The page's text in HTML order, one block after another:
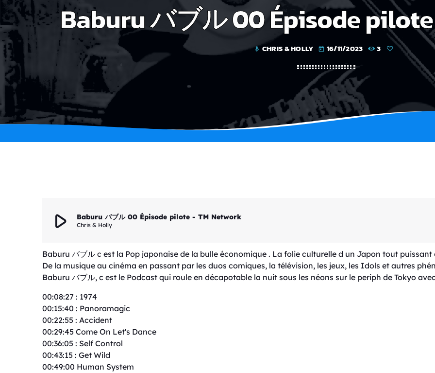
Baburu バブル 00 Épisode
mic CHRIS & HOLLY today 16/11/2023 3
play_arrow Baburu バブル 00 Épisode pilote - TM Network
Chris & Holly
Baburu バブル c est la Pop japonaise de la bulle économique . La folie culturelle d un Japon tout
De la musique au cinéma en passant par les duos comiques, la télévision, les jeux, les Idols et autres
Baburu バブル, c est le Podcast qui roule en décapotable la nuit sous les néons sur le periph de Tokyo
00:08:27 : 1974
00:15:40 : Panoramagic
00:22:55 : Accident
00:29:45 Come On Let's Dance
00:36:05 : Self Control
00:43:15 : Get Wild
00:49:00 Human System